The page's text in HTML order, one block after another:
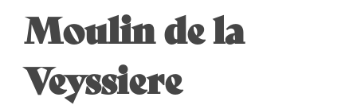
Moulin de la
Veyssiere